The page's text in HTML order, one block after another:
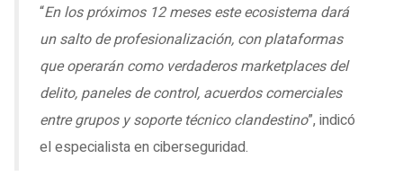
“En los próximos 12 meses este ecosistema dará
un salto de profesionalización, con plataformas
que operarán como verdaderos marketplaces del
delito, paneles de control, acuerdos comerciales
entre grupos y soporte técnico clandestino”, indicó
el especialista en ciberseguridad.